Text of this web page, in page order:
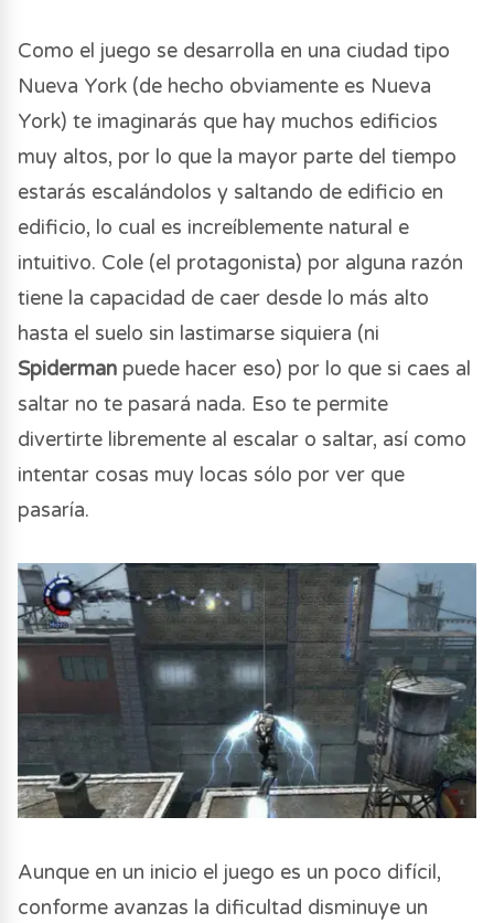
Como el juego se desarrolla en una ciudad tipo
Nueva York (de hecho obviamente es Nueva
York) te imaginarás que hay muchos edificios
muy altos, por lo que la mayor parte del tiempo
estarás escalándolos y saltando de edificio en
edificio, lo cual es increíblemente natural e
intuitivo. Cole (el protagonista) por alguna razón
tiene la capacidad de caer desde lo más alto
hasta el suelo sin lastimarse siquiera (ni
Spiderman puede hacer eso) por lo que si caes al
saltar no te pasará nada. Eso te permite
divertirte libremente al escalar o saltar, así como
intentar cosas muy locas sólo por ver que
pasaría.
Aunque en un inicio el juego es un poco difícil,
conforme avanzas la dificultad disminuye un